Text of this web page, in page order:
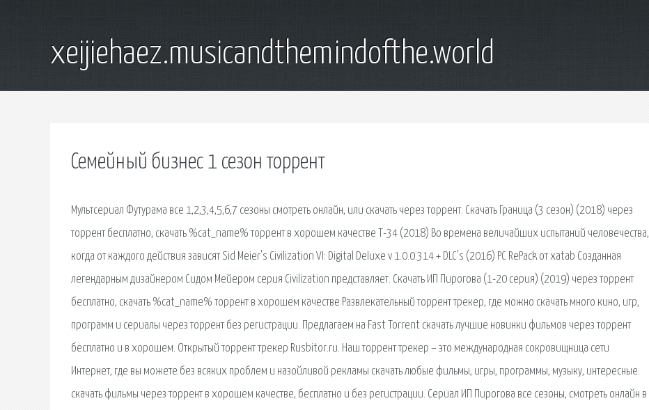
xeijiehaez.musicandthemindofthe.world
Семейный бизнес 1 сезон торрент
Мультсериал Футурама все 1,2,3,4,5,6,7 сезоны смотреть онлайн, или скачать через торрент. Скачать Граница (3 сезон) (2018) через
торрент бесплатно, скачать %cat_name% торрент в хорошем качестве Т-34 (2018) Во времена величайших испытаний человечества,
когда от каждого действия зависят Sid Meier's Civilization VI: Digital Deluxe v 1.0.0.314 + DLC's (2016) PC RePack от xatab Созданная
легендарным дизайнером Сидом Мейером серия Civilization представляет. Скачать ИП Пирогова (1-20 серия) (2019) через торрент
бесплатно, скачать %cat_name% торрент в хорошем качестве Развлекательный торрент трекер, где можно скачать много кино, игр,
программ и сериалы через торрент без регистрации. Предлагаем на Fast Torrent скачать лучшие новинки фильмов через торрент
бесплатно и в хорошем. Открытый торрент трекер Rusbitor.ru. Наш торрент трекер – это международная сокровищница сети
Интернет, где вы можете без всяких проблем и назойливой рекламы скачать любые фильмы, игры, программы, музыку, интересные.
скачать фильмы через торрент в хорошем качестве, бесплатно и без регистрации. Сериал ИП Пирогова все сезоны, смотреть онлайн в